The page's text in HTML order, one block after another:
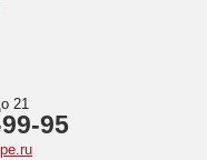
21
95